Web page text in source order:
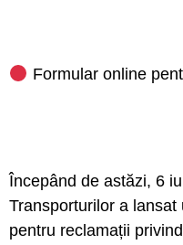
Formular online
Începând de astăzi, 6
Transporturilor a
pentru reclamații